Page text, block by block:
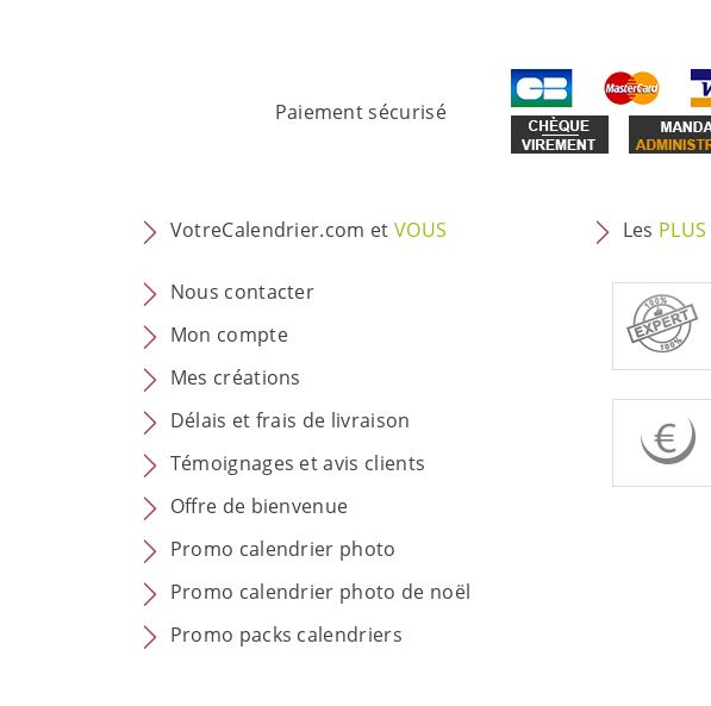
Paiement sécurisé
VotreCalendrier.com etVOUS
Nous contacter
Mon compte
Mes créations
Délais et frais de livraison
Témoignages et avis clients
Offre de bienvenue
Promo calendrier photo
Promo calendrier photo de noël
Promo packs calendriers
Les PLUS